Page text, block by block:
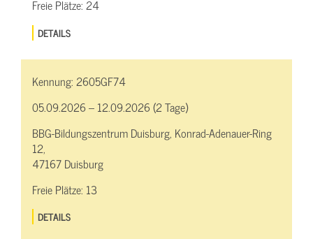
Freie Plätze:24
DETAILS
Kennung:2605GF74
05.09.2026 – 12.09.2026 (2 Tage)
BBG-Bildungszentrum Duisburg, Konrad-Adenauer-Ring
12,
47167 Duisburg
Freie Plätze: 13
DETAILS